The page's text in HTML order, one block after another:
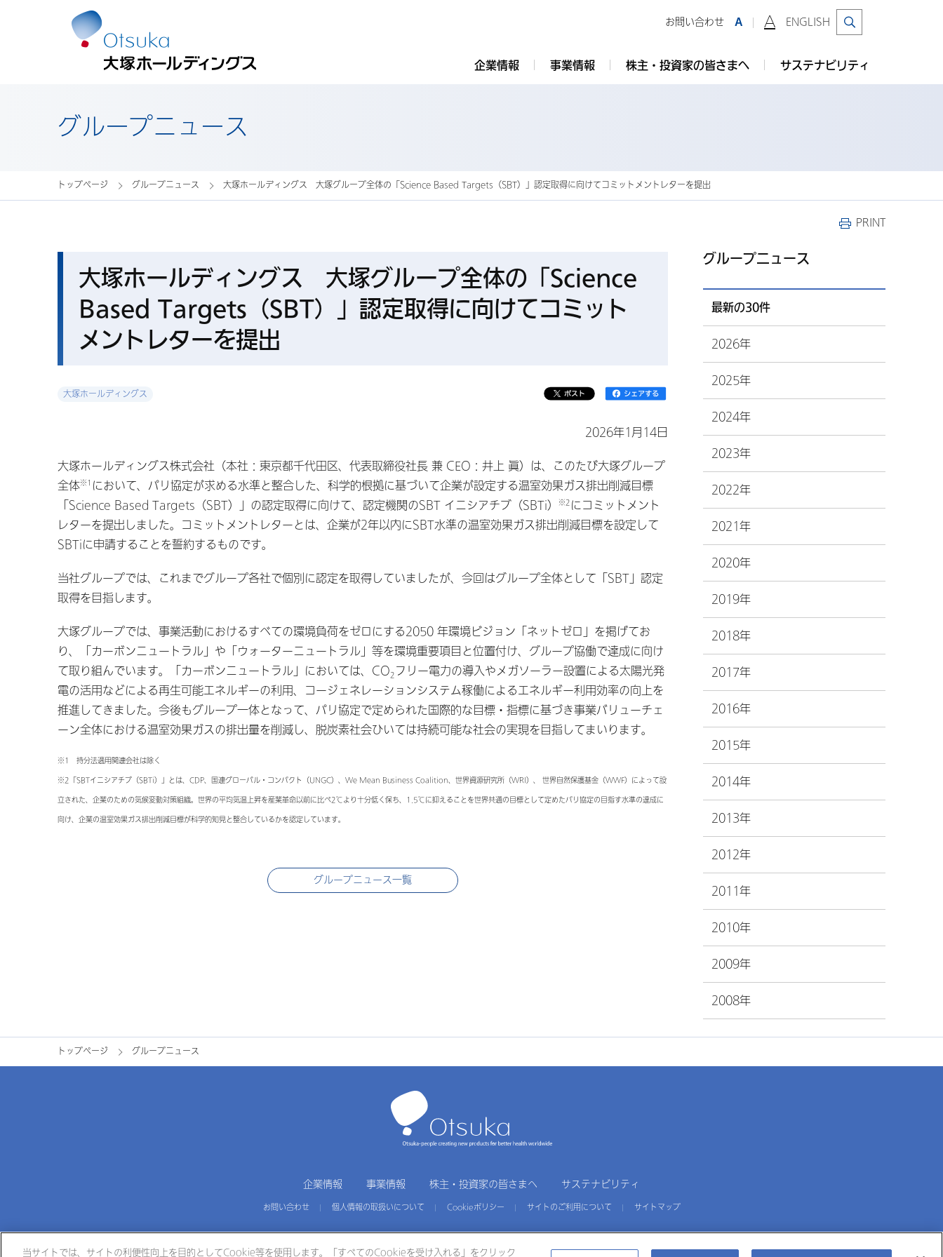
お問い合わせ A A ENGLISH
企業情報 事業情報 株主・投資家の皆さまへ サステナビリティ
グループニュース
トップページ グループニュース 大塚ホールディングス 大塚グループ全体の「Science Based Targets（SBT）」認定取得に向けてコミットメントレターを提出
PRINT
大塚ホールディングス 大塚グループ全体の「Science
Based Targets（SBT）」認定取得に向けてコミット
メントレターを提出
大塚ホールディングス
2026年1月14日
大塚ホールディングス株式会社（本社：東京都千代田区、代表取締役社長 兼 CEO：井上 眞）は、このたび大塚グループ
全体※1 において、パリ協定が求める水準と整合した、科学的根拠に基づいて企業が設定する温室効果ガス排出削減目標
「Science Based Targets（SBT）」の認定取得に向けて、認定機関のSBT イニシアチブ（SBTi）
※2 にコミットメント
レターを提出しました。コミットメントレターとは、企業が2年以内にSBT水準の温室効果ガス排出削減目標を設定して
SBTiに申請することを誓約するものです。
当社グループでは、これまでグループ各社で個別に認定を取得していましたが、今回はグループ全体として「SBT」認定
取得を目指します。
大塚グループでは、事業活動におけるすべての環境負荷をゼロにする2050 年環境ビジョン「ネットゼロ」を掲げてお
り、「カーボンニュートラル」や「ウォーターニュートラル」等を環境重要項目と位置付け、グループ協働で達成に向け
て取り組んでいます。「カーボンニュートラル」においては、CO2 フリー電力の導入やメガソーラー設置による太陽光発
電の活用などによる再生可能エネルギーの利用、コージェネレーションシステム稼働によるエネルギー利用効率の向上を
推進してきました。今後もグループ一体となって、パリ協定で定められた国際的な目標・指標に基づき事業バリューチェ
ーン全体における温室効果ガスの排出量を削減し、脱炭素社会ひいては持続可能な社会の実現を目指してまいります。
※1 持分法適用関連会社は除く
※2「SBTイニシアチブ（SBTi）」とは、CDP、国連グローバル・コンパクト（UNGC）、We Mean Business Coalition、世界資源研究所（WRI）、 世界自然保護基金（WWF）によって設
立された、企業のための気候変動対策組織。世界の平均気温上昇を産業⾰命以前に比べ2℃より⼗分低く保ち、1.5℃に抑えることを世界共通の目標として定めたパリ協定の目指す水準の達成に
向け、企業の温室効果ガス排出削減目標が科学的知見と整合しているかを認定しています。
グループニュース一覧
グループニュース
最新の30件
2026年
2025年
2024年
2023年
2022年
2021年
2020年
2019年
2018年
2017年
2016年
2015年
2014年
2013年
2012年
2011年
2010年
2009年
2008年
トップページ グループニュース
企業情報 事業情報 株主・投資家の皆さまへ サステナビリティ
お問い合わせ 個人情報の取扱いについて Cookieポリシー サイトのご利用について サイトマップ
当サイトでは、サイトの利便性向上を目的としてCookie等を使用します。「すべてのCookieを受け入れる」をクリック